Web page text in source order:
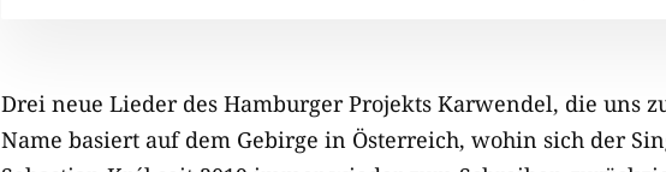
Drei neue Lieder des Hamburger Projekts Karwendel, die uns
Name basiert auf dem Gebirge in Österreich, wohin sich der